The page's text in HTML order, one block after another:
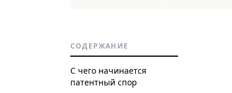
СОДЕРЖАНИЕ
С чего начинается
патентный спор